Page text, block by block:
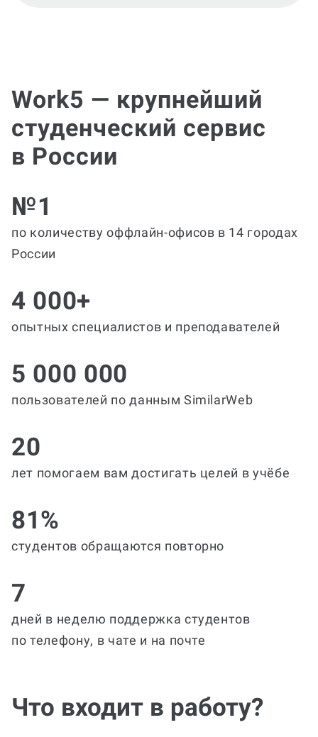
Work5 — крупнейший
студенческий сервис
в России
№1
по количеству оффлайн-офисов в 14 городах
России
4 000+
опытных специалистов и преподавателей
5 000 000
пользователей по данным SimilarWeb
20
лет помогаем вам достигать целей в учёбе
81%
студентов обращаются повторно
7
дней в неделю поддержка студентов
по телефону, в чате и на почте
Что входит в работу?